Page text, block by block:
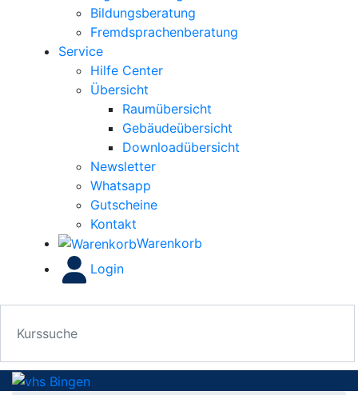
Bildungsberatung
Fremdsprachenberatung
Service
Hilfe Center
Übersicht
Raumübersicht
Gebäudeübersicht
Downloadübersicht
Newsletter
Whatsapp
Gutscheine
Kontakt
Warenkorb
Login